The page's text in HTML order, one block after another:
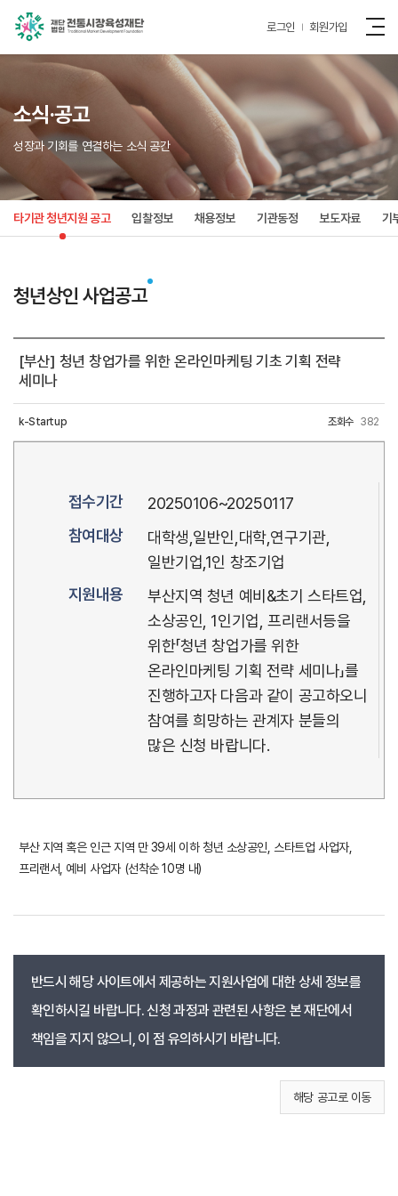
로그인 회원가입
소식·공고
성장과 기회를 연결하는 소식 공간
타기관 청년지원 공고 입찰정보 채용정보 기관동정 보도자료 기
청년상인 사업공고
[부산] 청년 창업가를 위한 온라인마케팅 기초 기획 전략
세미나
k-Startup 조회수 382
접수기간
20250106~20250117
참여대상
대학생,일반인,대학,연구기관,
일반기업,1인 창조기업
지원내용
부산지역 청년 예비&초기 스타트업,
소상공인, 1인기업, 프리랜서등을
위한「청년 창업가를 위한
온라인마케팅 기획 전략 세미나」를
진행하고자 다음과 같이 공고하오니
참여를 희망하는 관계자 분들의
많은 신청 바랍니다.
부산 지역 혹은 인근 지역 만 39세 이하 청년 소상공인, 스타트업 사업자,
프리랜서, 예비 사업자 (선착순 10명 내)
반드시 해당 사이트에서 제공하는 지원사업에 대한 상세 정보를
확인하시길 바랍니다. 신청 과정과 관련된 사항은 본 재단에서
책임을 지지 않으니, 이 점 유의하시기 바랍니다.
해당 공고로 이동